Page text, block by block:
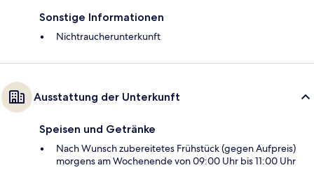
Sonstige Informationen
Nichtraucherunterkunft
Ausstattung der Unterkunft
Speisen und Getränke
Nach Wunsch zubereitetes Frühstück (gegen Aufpreis)
morgens am Wochenende von 09:00 Uhr bis 11:00 Uhr